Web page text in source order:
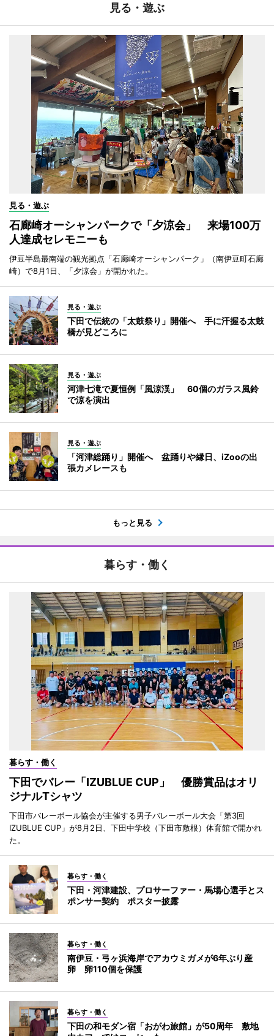
見る・遊ぶ
見る・遊ぶ
石廊崎オーシャンパークで「夕涼会」 来場100万
人達成セレモニーも
伊豆半島最南端の観光拠点「石廊崎オーシャンパーク」（南伊豆町石廊
崎）で8月1日、「夕涼会」が開かれた。
見る・遊ぶ
下田で伝統の「太鼓祭り」開催へ 手に汗握る太鼓
橋が見どころに
見る・遊ぶ
河津七滝で夏恒例「風涼渓」 60個のガラス風鈴
で涼を演出
見る・遊ぶ
「河津総踊り」開催へ 盆踊りや縁日、iZooの出
張カメレースも
もっと見る
暮らす・働く
暮らす・働く
下田でバレー「IZUBLUE CUP」 優勝賞品はオリ
ジナルTシャツ
下田市バレーボール協会が主催する男子バレーボール大会「第3回
IZUBLUE CUP」が8月2日、下田中学校（下田市敷根）体育館で開かれ
た。
暮らす・働く
下田・河津建設、プロサーファー・馬場心選手とス
ポンサー契約 ポスター披露
暮らす・働く
南伊豆・弓ヶ浜海岸でアカウミガメが6年ぶり産
卵 卵110個を保護
暮らす・働く
下田の和モダン宿「おがわ旅館」が50周年 敷地